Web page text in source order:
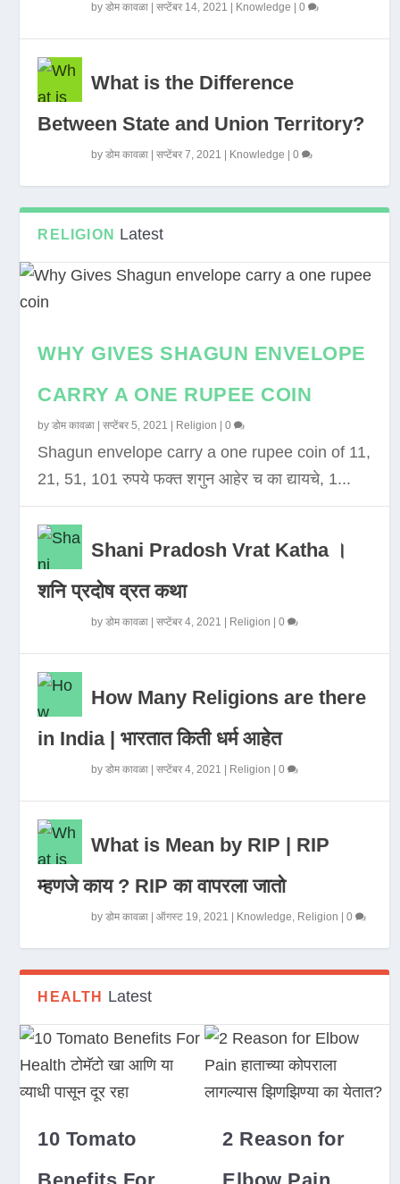
byडोम कावळा |सप्टेंबर 14, 2021 Knowledge |0
What is the Difference
Between State and Union Territory?
byडोम कावळा |सप्टेंबर 7, 2021 Knowledge |0
RELIGION Latest
WHY GIVES SHAGUN ENVELOPE
CARRY A ONE RUPEE COIN
byडोम कावळा |सप्टेंबर 5, 2021 Religion |0
Shagun envelope carry a one rupee coin of 11,
21, 51, 101 रुपये फक्त शगुन आहेर च का द्यायचे, 1...
Shani Pradosh Vrat Katha ।
शनि प्रदोष व्रत कथा
byडोम कावळा |सप्टेंबर 4, 2021 Religion |0
How Many Religions are there
in India | भारतात किती धर्म आहेत
byडोम कावळा |सप्टेंबर 4, 2021 Religion |0
What is Mean by RIP | RIP
म्हणजे काय ? RIP का वापरला जातो
byडोम कावळा |ऑगस्ट 19, 2021 Knowledge, Religion |0
HEALTH Latest
10 Tomato
2 Reason for